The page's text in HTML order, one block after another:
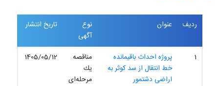
ردیف عنوان
نوع
آگهی
تاریخ انتشار
1
پروژه احداث باقیمانده
خط انتقال از سد کوثر به
اراضی دشتمور
مناقصه
یك
مرحله‌ای
1405/05/12